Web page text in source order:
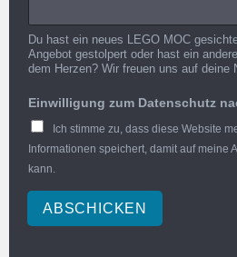
Du hast ein neues LEGO MOC
Angebot gestolpert oder hast ein
dem Herzen? Wir freuen uns auf deine
Einwilligung zum Datenschutz
Ich stimme zu, dass diese Website
Informationen speichert, damit auf meine
kann.
ABSCHICKEN